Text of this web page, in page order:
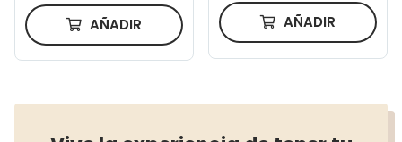
AÑADIR AÑADIR